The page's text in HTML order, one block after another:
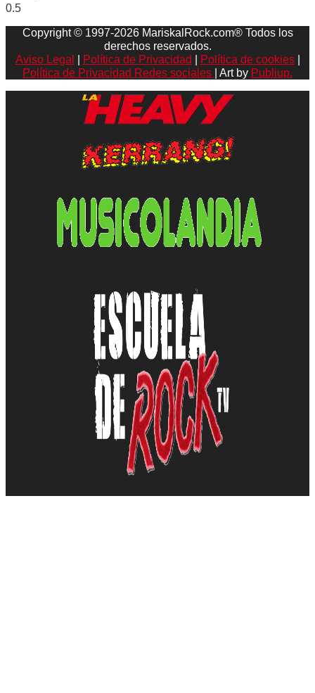
Copyright © 1997-2026 MariskalRock.com® Todos los
derechos reservados.
Aviso Legal
Política de Privacidad Política de cookies|
Política de Privacidad Redes sociales
| Art by Publiup.